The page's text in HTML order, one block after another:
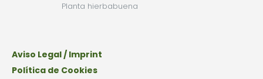
Planta hierbabuena
Aviso Legal / Imprint
Política de Cookies